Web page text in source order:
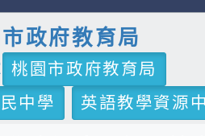
政府教育局
桃園市政府教育局
中學
英語教學資源